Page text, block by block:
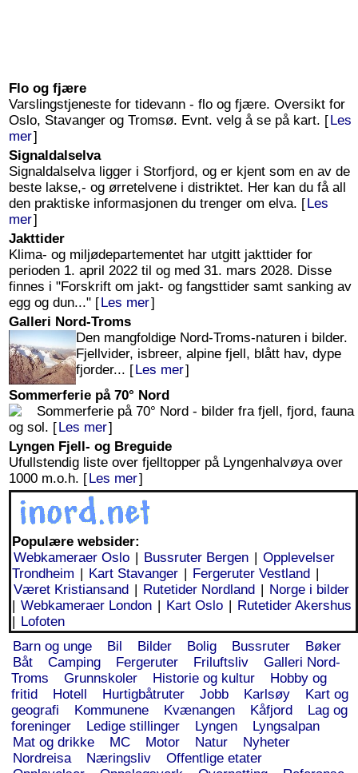
Flo og fjære
Varslingstjeneste for tidevann - flo og fjære. Oversikt for
Oslo, Stavanger og Tromsø. Evnt. velg å se på kart. [Les
mer]
Signaldalselva
Signaldalselva ligger i Storfjord, og er kjent som en av de
beste lakse,- og ørretelvene i distriktet. Her kan du få all
den praktiske informasjonen du trenger om elva. [Les
mer]
Jakttider
Klima- og miljødepartementet har utgitt jakttider for
perioden 1. april 2022 til og med 31. mars 2028. Disse
finnes i "Forskrift om jakt- og fangsttider samt sanking av
egg og dun..." [Les mer]
Galleri Nord-Troms
Den mangfoldige Nord-Troms-naturen i bilder.
Fjellvider, isbreer, alpine fjell, blått hav, dype
fjorder... [Les mer]
Sommerferie på 70° Nord
Sommerferie på 70° Nord - bilder fra fjell, fjord, fauna
og sol. [Les mer]
Lyngen Fjell- og Breguide
Ufullstendig liste over fjelltopper på Lyngenhalvøya over
1000 m.o.h. [Les mer]
Populære websider:
Webkameraer Oslo | Bussruter Bergen | Opplevelser
Trondheim | Kart Stavanger | Fergeruter Vestland |
Været Kristiansand | Rutetider Nordland | Norge i bilder
| Webkameraer London | Kart Oslo | Rutetider Akershus
| Lofoten
Barn og unge
Bil Bilder Bolig Bussruter
Bøker
Båt
Camping Fergeruter Friluftsliv
Galleri Nord-
Troms
Grunnskoler Historie og kultur
Hobby og
fritid
Hotell Hurtigbåtruter Jobb Karlsøy
Kart og
geografi
Kommunene Kvænangen Kåfjord
Lag og
foreninger
Ledige stillinger Lyngen
Lyngsalpan
Mat og drikke
MC Motor Natur
Nyheter
Nordreisa
Næringsliv
Offentlige etater